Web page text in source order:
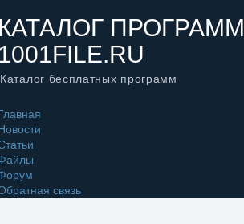
ПРОГРАММ
Каталог бесплатных программ
связь